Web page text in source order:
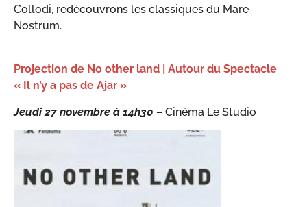
Collodi, redécouvrons les classiques du Mare
Nostrum.
Projection de No other land | Autour du Spectacle
« Il n’y a pas de Ajar »
Jeudi 27 novembre à 14h30 – Cinéma Le Studio